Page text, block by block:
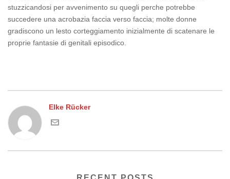
stuzzicandosi per avvenimento su quegli perche potrebbe
succedere una acrobazia faccia verso faccia; molte donne
gradiscono un lesto corteggiamento inizialmente di scatenare le
proprie fantasie di genitali episodico.
Elke Rücker